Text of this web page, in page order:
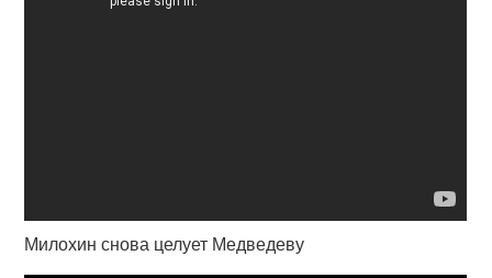
Милохин снова целует Медведеву